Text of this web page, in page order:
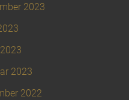
2023
2023
2022